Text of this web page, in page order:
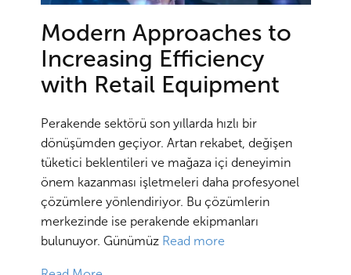
Modern Approaches to
Increasing Efficiency
with Retail Equipment
Perakende sektörü son yıllarda hızlı bir
dönüşümden geçiyor. Artan rekabet, değişen
tüketici beklentileri ve mağaza içi deneyimin
önem kazanması işletmeleri daha profesyonel
çözümlere yönlendiriyor. Bu çözümlerin
merkezinde ise perakende ekipmanları
bulunuyor. Günümüz Read more